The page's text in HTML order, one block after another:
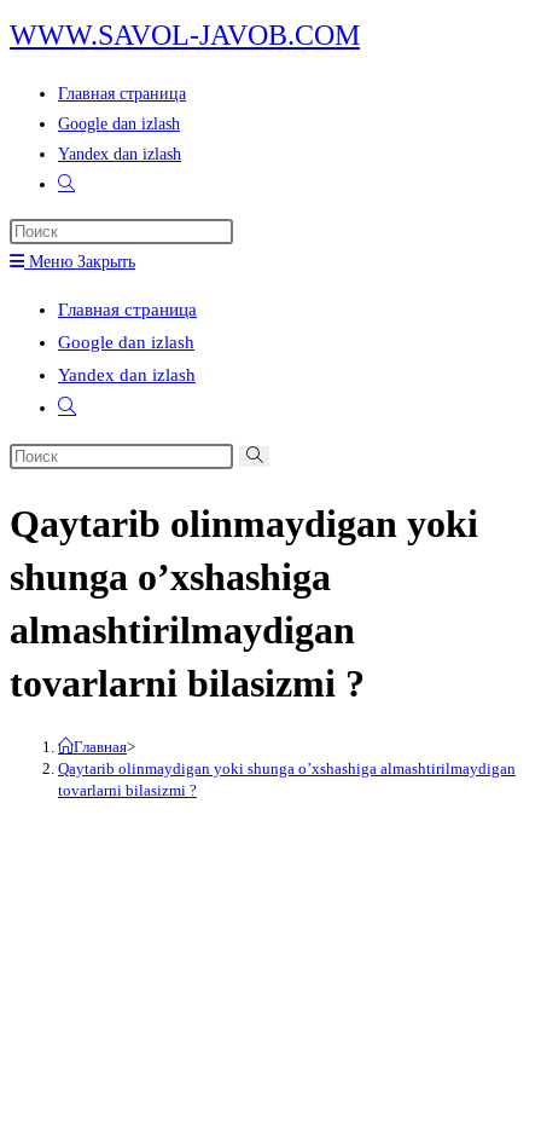
Перейти
к
содержимому
WWW.SAVOL-JAVOB.COM
Главная страница
Google dan izlash
Yandex dan izlash
Переключить
по
веб-
сайту
Меню Закрыть
Главная страница
Google dan izlash
Yandex dan izlash
Переключить
по
сайту
Поиск
сайте
Qaytarib olinmaydigan yoki
shunga o’xshashiga
almashtirilmaydigan
tovarlarni bilasizmi ?
Главная>
Qaytarib olinmaydigan yoki shunga o’xshashiga almashtirilmaydigan
tovarlarni bilasizmi ?